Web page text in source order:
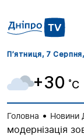
П’ятниця, 7
+30 ˚C
Головна • Новини
модернізація